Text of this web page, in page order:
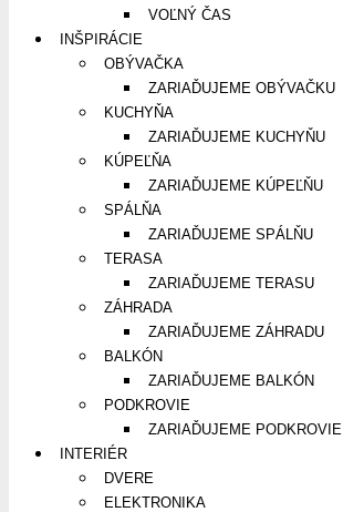
VOĽNÝ ČAS
INŠPIRÁCIE
OBÝVAČKA
ZARIAĎUJEME OBÝVAČKU
KUCHYŇA
ZARIAĎUJEME KUCHYŇU
KÚPEĽŇA
ZARIAĎUJEME KÚPEĽŇU
SPÁLŇA
ZARIAĎUJEME SPÁLŇU
TERASA
ZARIAĎUJEME TERASU
ZÁHRADA
ZARIAĎUJEME ZÁHRADU
BALKÓN
ZARIAĎUJEME BALKÓN
PODKROVIE
ZARIAĎUJEME PODKROVIE
INTERIÉR
DVERE
ELEKTRONIKA